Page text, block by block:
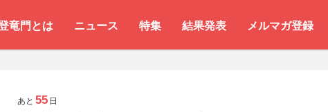
竜門とは ニュース 特集 結果発表 メルマガ登録
あと 55 日